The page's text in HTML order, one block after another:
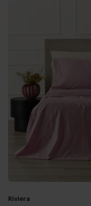
Riviera